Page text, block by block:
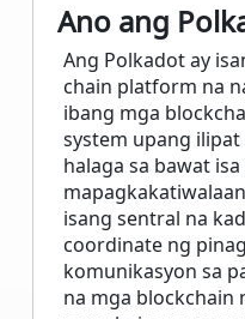
Ano ang
Ang Polkadot ay
chain platform na
ibang mga
system upang
halaga sa bawat
isang sentral na
coordinate ng
komunikasyon sa
na mga blockchain